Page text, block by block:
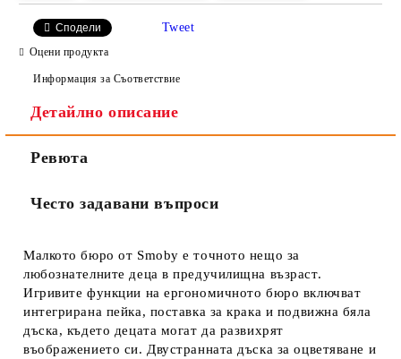
Ние ще се свържем с вас в рамките на работния ден.
Сподели Tweet
Оцени продукта
Информация за Съответствие
Детайлно описание
Ревюта
Често задавани въпроси
Малкото бюро от Smoby е точното нещо за
любознателните деца в предучилищна възраст.
Игривите функции на ергономичното бюро включват
интегрирана пейка, поставка за крака и подвижна бяла
дъска, където децата могат да развихрят
въображението си. Двустранната дъска за оцветяване и